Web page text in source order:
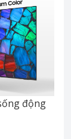
động